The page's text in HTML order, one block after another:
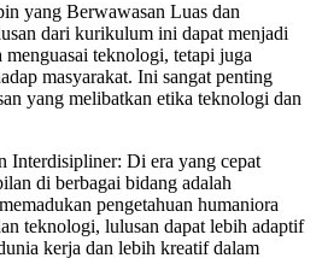
yang Berwawasan Luas dan
dari kurikulum ini dapat menjadi
teknologi, tetapi juga
masyarakat. Ini sangat penting
yang melibatkan etika teknologi dan
Interdisipliner: Di era yang cepat
di berbagai bidang adalah
pengetahuan humaniora
teknologi, lulusan dapat lebih adaptif
kerja dan lebih kreatif dalam